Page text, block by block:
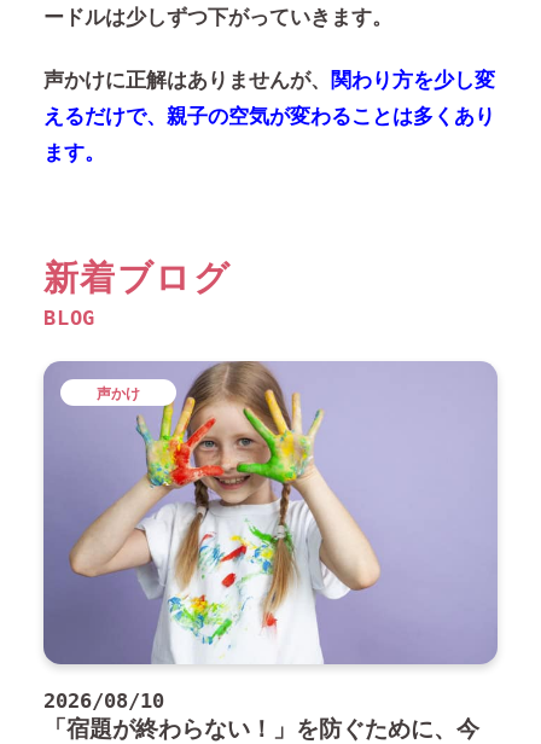
ードルは少しずつ下がっていきます。
声かけに正解はありませんが、
関わり方を少し変
えるだけで、親子の空気が変わることは多くあり
ます。
新着ブログ
BLOG
2026/08/10
「宿題が終わらない！」を防ぐために、今
声かけ